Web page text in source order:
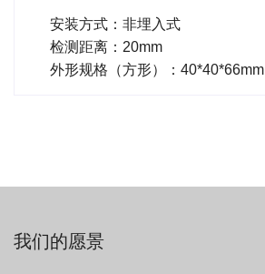
安装方式：非埋入式
检测距离：20mm
外形规格（方形）：40*40*66mm
我们的愿景